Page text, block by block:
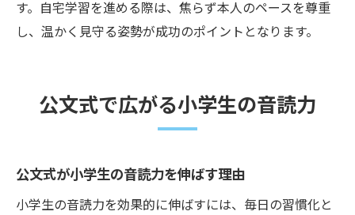
す。自宅学習を進める際は、焦らず本人のペースを尊重
し、温かく見守る姿勢が成功のポイントとなります。
公文式で広がる小学生の音読力
公文式が小学生の音読力を伸ばす理由
小学生の音読力を効果的に伸ばすには、毎日の習慣化と